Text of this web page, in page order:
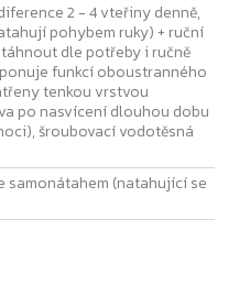
2 - 4 vteřiny denně,
pohybem ruky) + ruční
dle potřeby i ručně
funkcí oboustranného
tenkou vrstvou
po nasvícení dlouhou dobu
šroubovací vodotěsná
samonátahem (natahující se